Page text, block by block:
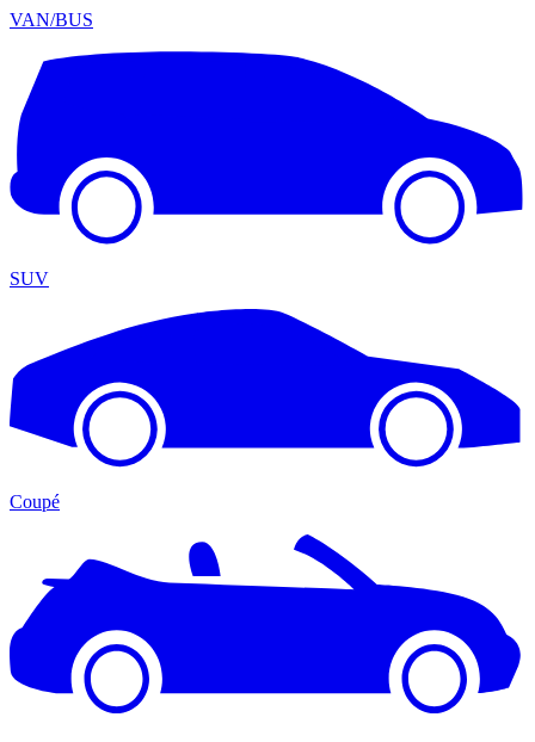
VAN/BUS
SUV
Coupé